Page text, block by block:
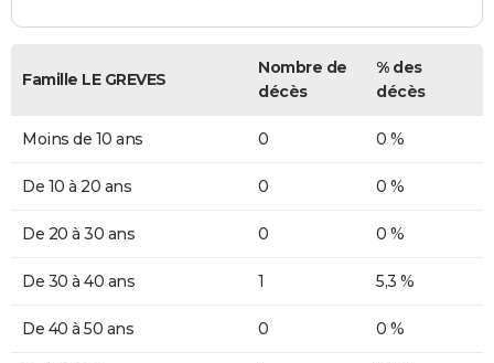
Famille LE GREVES
Nombre de
décès
% des
décès
Moins de 10 ans 0 0 %
De 10 à 20 ans 0 0 %
De 20 à 30 ans 0 0 %
De 30 à 40 ans 1 5,3 %
De 40 à 50 ans 0 0 %